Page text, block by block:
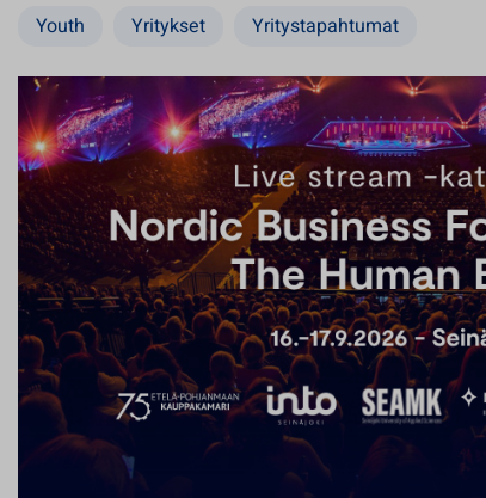
Youth
Yritykset Yritystapahtumat